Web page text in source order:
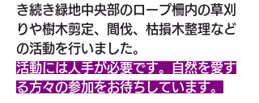
き続き緑地中央部のロープ柵内の草刈
りや樹木剪定、間伐、枯損木整理など
の活動を行いました。
活動には人手が必要です。自然を愛す
る方々の参加をお待ちしています。